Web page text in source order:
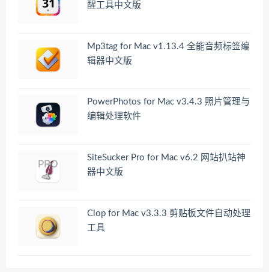
醒工具中文版
Mp3tag for Mac v1.13.4 全能音频标签编
辑器中文版
PowerPhotos for Mac v3.4.3 照片管理与
编辑处理软件
SiteSucker Pro for Mac v6.2 网站扒站神
器中文版
Clop for Mac v3.3.3 剪贴板文件自动处理
工具